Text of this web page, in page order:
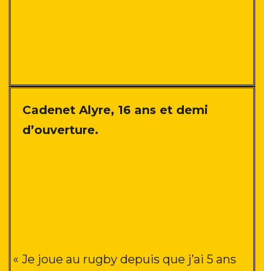
Cadenet Alyre, 16 ans et demi
d’ouverture.
« Je joue au rugby depuis que j’ai 5 ans